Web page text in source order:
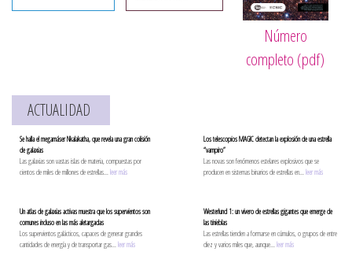
Número
completo (pdf)
ACTUALIDAD
Se halla el megamáser Nkalakatha, que revela una gran colisión
de galaxias
Las galaxias son vastas islas de materia, compuestas por
cientos de miles de millones de estrellas...leer más
Los telescopios MAGIC detectan la explosión de una estrella
“vampiro”
Las novas son fenómenos estelares explosivos que se
producen en sistemas binarios de estrellas en...leer más
Un atlas de galaxias activas muestra que los supervientos son
comunes incluso en las más aletargadas
Los supervientos galácticos, capaces de generar grandes
cantidades de energía y de transportar gas...leer más
Westerlund 1: un vivero de estrellas gigantes que emerge de
las tinieblas
Las estrellas tienden a formarse en cúmulos, o grupos de entre
diez y varios miles que, aunque...leer más